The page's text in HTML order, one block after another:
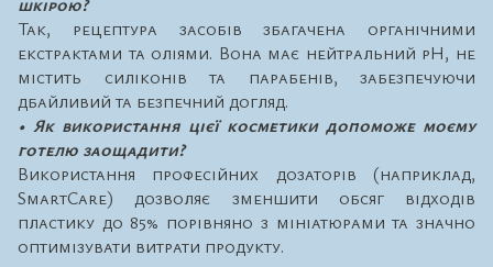
Так, рецептура засобів збагачена органічними
екстрактами та оліями. Вона має нейтральний pH, не
містить силіконів та парабенів, забезпечуючи
дбайливий та безпечний догляд.
• Як використання цієї косметики допоможе моєму
готелю заощадити?
Використання професійних дозаторів (наприклад,
SmartCare) дозволяє зменшити обсяг відходів
пластику до 85% порівняно з мініатюрами та значно
оптимізувати витрати продукту.